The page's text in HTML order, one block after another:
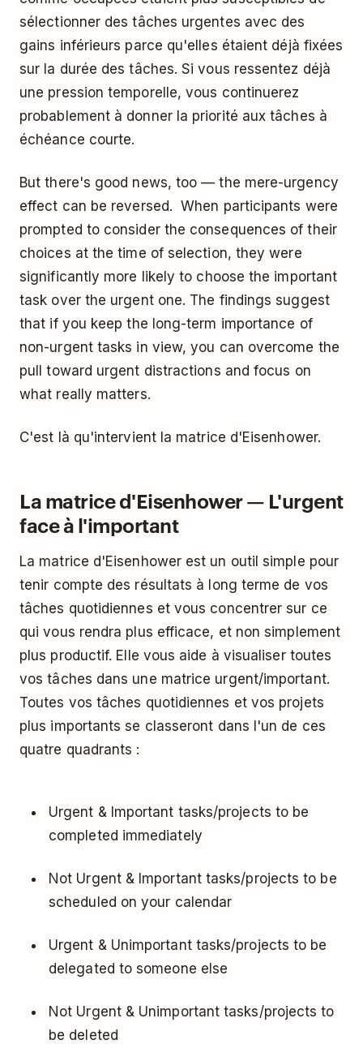
sélectionner des tâches urgentes avec des
gains inférieurs parce qu'elles étaient déjà fixées
sur la durée des tâches. Si vous ressentez déjà
une pression temporelle, vous continuerez
probablement à donner la priorité aux tâches à
échéance courte.
But there's good news, too — the mere-urgency
effect can be reversed. When participants were
prompted to consider the consequences of their
choices at the time of selection, they were
significantly more likely to choose the important
task over the urgent one. The findings suggest
that if you keep the long-term importance of
non-urgent tasks in view, you can overcome the
pull toward urgent distractions and focus on
what really matters.
C'est là qu'intervient la matrice d'Eisenhower.
La matrice d'Eisenhower — L'urgent
face à l'important
La matrice d'Eisenhower est un outil simple pour
tenir compte des résultats à long terme de vos
tâches quotidiennes et vous concentrer sur ce
qui vous rendra plus efficace, et non simplement
plus productif. Elle vous aide à visualiser toutes
vos tâches dans une matrice urgent/important.
Toutes vos tâches quotidiennes et vos projets
plus importants se classeront dans l'un de ces
quatre quadrants :
Urgent & Important tasks/projects to be
completed immediately
Not Urgent & Important tasks/projects to be
scheduled on your calendar
Urgent & Unimportant tasks/projects to be
delegated to someone else
Not Urgent & Unimportant tasks/projects to
be deleted